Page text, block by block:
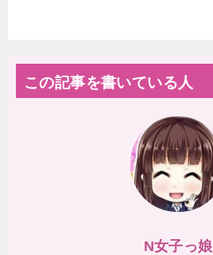
この記事を書いている人
N女子っ娘